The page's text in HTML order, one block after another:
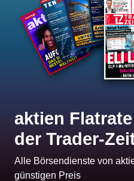
aktien
der Trader-
Alle Börsendienste von
günstigen Preis